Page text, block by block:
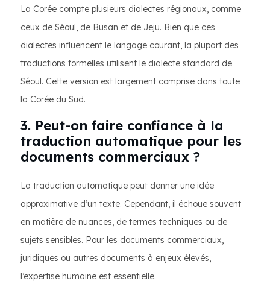
La Corée compte plusieurs dialectes régionaux, comme
ceux de Séoul, de Busan et de Jeju. Bien que ces
dialectes influencent le langage courant, la plupart des
traductions formelles utilisent le dialecte standard de
Séoul. Cette version est largement comprise dans toute
la Corée du Sud.
3. Peut-on faire confiance à la
traduction automatique pour les
documents commerciaux ?
La traduction automatique peut donner une idée
approximative d’un texte. Cependant, il échoue souvent
en matière de nuances, de termes techniques ou de
sujets sensibles. Pour les documents commerciaux,
juridiques ou autres documents à enjeux élevés,
l’expertise humaine est essentielle.